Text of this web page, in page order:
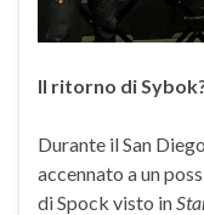
Il ritorno di
Durante il San
accennato a un
di Spock visto in